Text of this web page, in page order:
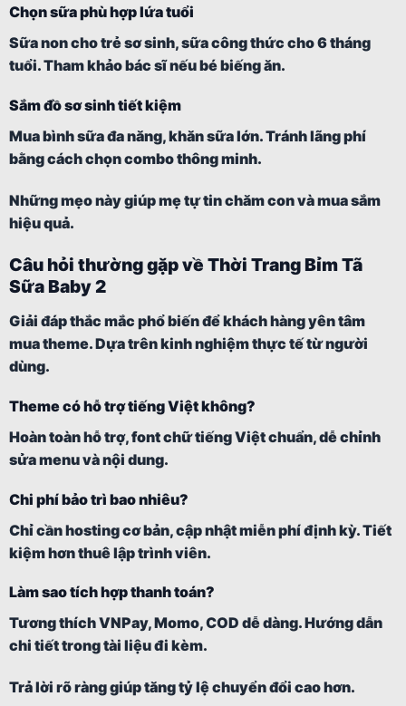
Chọn sữa phù hợp lứa tuổi
Sữa non cho trẻ sơ sinh, sữa công thức cho 6 tháng
tuổi. Tham khảo bác sĩ nếu bé biếng ăn.
Sắm đồ sơ sinh tiết kiệm
Mua bình sữa đa năng, khăn sữa lớn. Tránh lãng phí
bằng cách chọn combo thông minh.
Những mẹo này giúp mẹ tự tin chăm con và mua sắm
hiệu quả.
Câu hỏi thường gặp về Thời Trang Bỉm Tã
Sữa Baby 2
Giải đáp thắc mắc phổ biến để khách hàng yên tâm
mua theme. Dựa trên kinh nghiệm thực tế từ người
dùng.
Theme có hỗ trợ tiếng Việt không?
Hoàn toàn hỗ trợ, font chữ tiếng Việt chuẩn, dễ chỉnh
sửa menu và nội dung.
Chi phí bảo trì bao nhiêu?
Chỉ cần hosting cơ bản, cập nhật miễn phí định kỳ. Tiết
kiệm hơn thuê lập trình viên.
Làm sao tích hợp thanh toán?
Tương thích VNPay, Momo, COD dễ dàng. Hướng dẫn
chi tiết trong tài liệu đi kèm.
Trả lời rõ ràng giúp tăng tỷ lệ chuyển đổi cao hơn.